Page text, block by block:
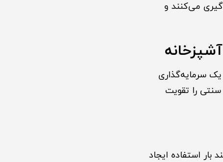
می‌کنند و
سرمایه‌گذاری
سنتی را تقویت
استفاده ایجاد